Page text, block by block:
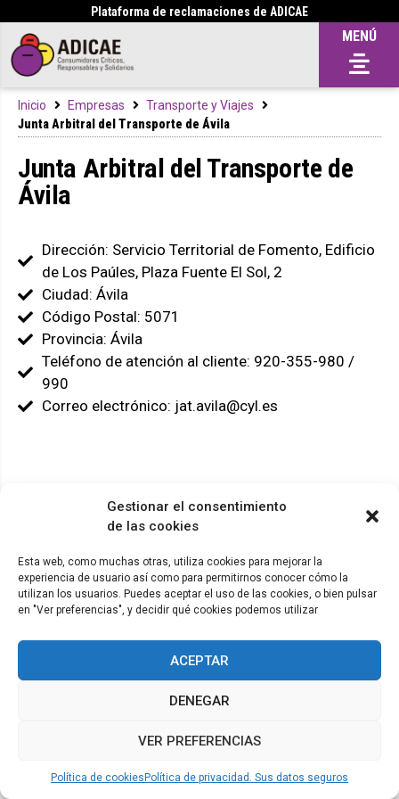
Gestionar el consentimiento
de las cookies
Esta web, como muchas otras, utiliza cookies para mejorar la
experiencia de usuario así como para permitirnos conocer cómo la
utilizan los usuarios. Puedes aceptar el uso de las cookies, o bien pulsar
en "Ver preferencias", y decidir qué cookies podemos utilizar
ACEPTAR
DENEGAR
VER PREFERENCIAS
Política de cookies Política de privacidad. Sus datos seguros
Plataforma de reclamaciones de ADICAE
MENÚ
Inicio Empresas
Transporte y Viajes
Junta Arbitral del Transporte de Ávila
Junta Arbitral del Transporte de
Ávila
Dirección: Servicio Territorial de Fomento, Edificio
de Los Paúles, Plaza Fuente El Sol, 2
Ciudad: Ávila
Código Postal: 5071
Provincia: Ávila
Teléfono de atención al cliente: 920-355-980 /
990
Correo electrónico: jat.avila@cyl.es
© ADICAE - 2022